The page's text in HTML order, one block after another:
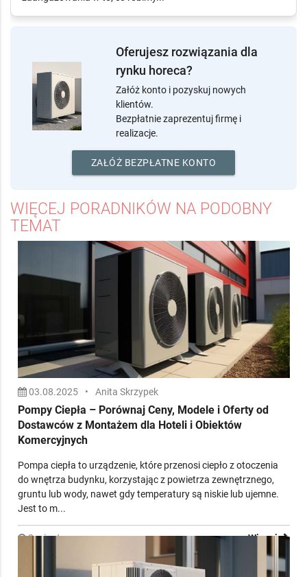
szczęście wiemy, co z tym zrobić, ponieważ działamy w tej
zaangażowania w to, co robimy...
Oferujesz rozwiązania dla
rynku horeca?
Załóż konto i pozyskuj nowych
klientów.
ZAŁÓŻ BEZPŁATNE KONTO
WIĘCEJ PORADNIKÓW NA PODOBNY
TEMAT
03.08.2025 •
Pompy Ciepła – Porównaj Ceny, Modele i Oferty od
Dostawców z Montażem dla Hoteli i Obiektów
Komercyjnych
do wnętrza budynku, korzystając z powietrza zewnętrznego,